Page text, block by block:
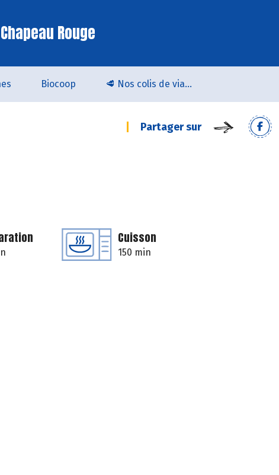
Rouge
Biocoop 🥩 Nos colis de viande bio & locale arrivent chez Biocoop Quimper !
Partager sur
Cuisson
150 min